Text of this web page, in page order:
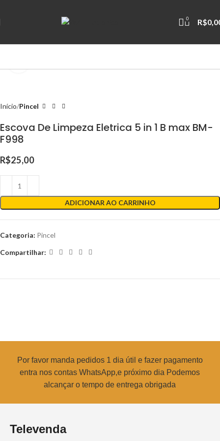
0 R$
Início Pincel
Escova De Limpeza Eletrica 5 in 1 B max BM-
F998
R$25,00
ADICIONAR AO CARRINHO
Categoria: Pincel
Compartilhar:
Por favor manda pedidos 1 dia útil e fazer pagamento
entra nos contas WhatsApp,e próximo dia Podemos
alcançar o tempo de entrega obrigada
Televenda